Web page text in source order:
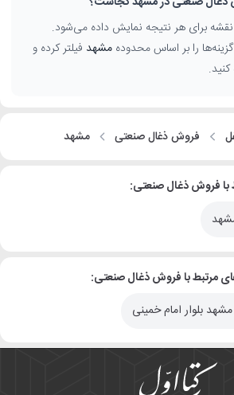
برای هر نتیجه نمایش داده می‌شود.
را بر اساس محدودهمشهد فیلتر کرده و
فروش ذغال صنعتی مشهد
فروش ذغال صنعتی:
مرتبط با فروش ذغال صنعتی:
بلوار امام خمینی